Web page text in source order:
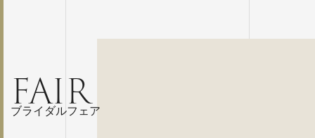
FAIR
ブライダルフェア